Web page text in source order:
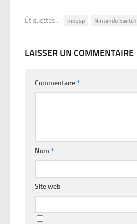
Étiquettes : mousp Nintendo Switch
LAISSER UN COMMENTAIRE
Commentaire*
Nom *
Site web